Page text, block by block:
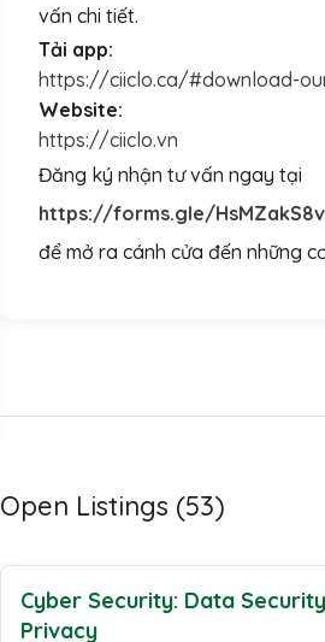
vấn chi tiết.
Tải app:
https://ciiclo.ca/#download-
Website:
https://ciiclo.vn
Đăng ký nhận tư vấn ngay tại
https://forms.gle/
để mở ra cánh cửa đến những
Open Listings (53)
Cyber Security: Data
Privacy